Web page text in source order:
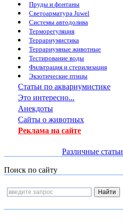
Пруды и фонтаны
Светоарматура Juwel
Системы автодолива
Терморегуляция
Террариумистика
Террариумные животные
Тестирование воды
Фильтрация и стерилизация
Экзотические птицы
Статьи по аквариумистике
Это интересно...
Анекдоты
Сайты о животных
Реклама на сайте
Различные статьи
Поиск по сайту